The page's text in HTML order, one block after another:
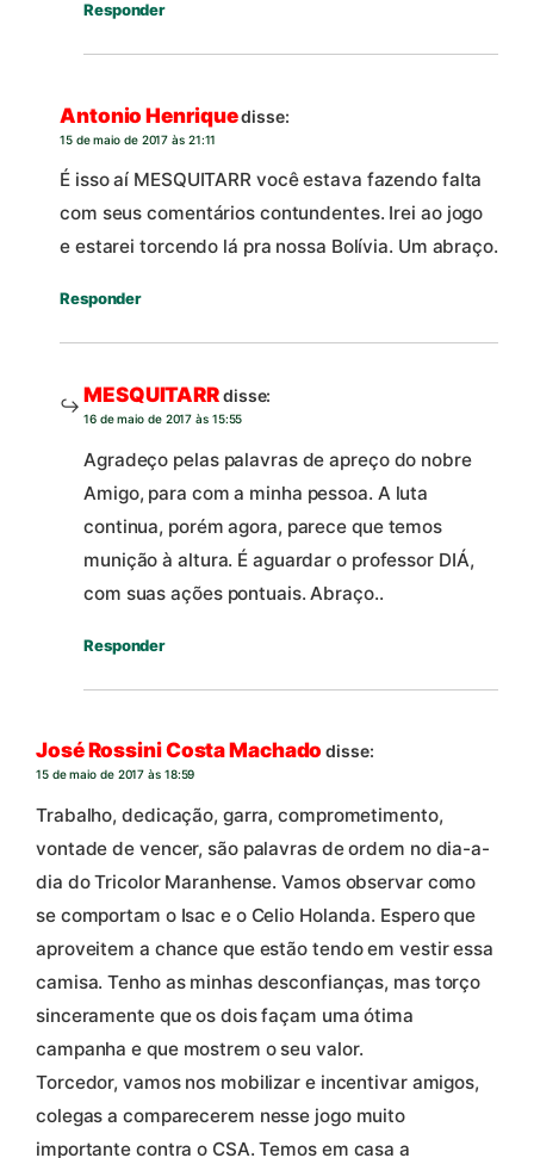
Responder
Antonio Henriquedisse:
15 de maio de 2017 às 21:11
É isso aí MESQUITARR você estava fazendo falta
com seus comentários contundentes. Irei ao jogo
e estarei torcendo lá pra nossa Bolívia. Um abraço.
Responder
MESQUITARRdisse:
16 de maio de 2017 às 15:55
Agradeço pelas palavras de apreço do nobre
Amigo, para com a minha pessoa. A luta
continua, porém agora, parece que temos
munição à altura. É aguardar o professor DIÁ,
com suas ações pontuais. Abraço..
Responder
José Rossini Costa Machado disse:
15 de maio de 2017 às 18:59
Trabalho, dedicação, garra, comprometimento,
vontade de vencer, são palavras de ordem no dia-a-
dia do Tricolor Maranhense. Vamos observar como
se comportam o Isac e o Celio Holanda. Espero que
aproveitem a chance que estão tendo em vestir essa
camisa. Tenho as minhas desconfianças, mas torço
sinceramente que os dois façam uma ótima
campanha e que mostrem o seu valor.
Torcedor, vamos nos mobilizar e incentivar amigos,
colegas a comparecerem nesse jogo muito
importante contra o CSA. Temos em casa a